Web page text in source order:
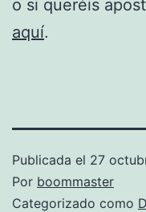
o si queréis
aquí.
Publicada el 27
Por boommaster
Categorizado como